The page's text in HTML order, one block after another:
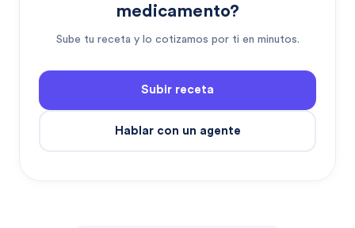
medicamento?
Sube tu receta y lo cotizamos por ti en minutos.
Subir receta
Hablar con un agente